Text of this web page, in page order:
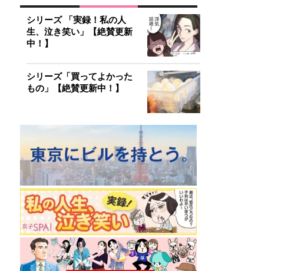
シリーズ 「実録！私の人
生、泣き笑い」【絶賛更新
中！】
シリーズ「買ってよかった
もの」【絶賛更新中！】